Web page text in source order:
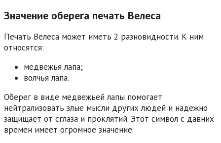
Значение оберега печать Велеса
Печать Велеса может иметь 2 разновидности. К ним
относятся:
медвежья лапа;
волчья лапа.
Оберег в виде медвежьей лапы помогает
нейтрализовать злые мысли других людей и надежно
защищает от сглаза и проклятий. Этот символ с давних
времен имеет огромное значение.